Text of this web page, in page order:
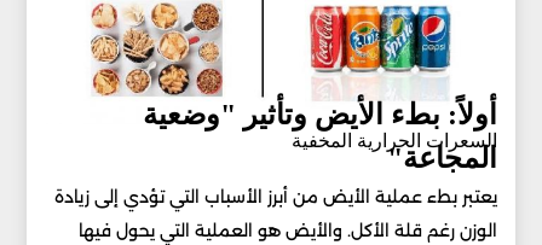
السعرات الحرارية المخفية
أولاً: بطء الأيض وتأثير "وضعية
المجاعة"
يعتبر بطء عملية الأيض من أبرز الأسباب التي تؤدي إلى زيادة
الوزن رغم قلة الأكل. والأيض هو العملية التي يحول فيها